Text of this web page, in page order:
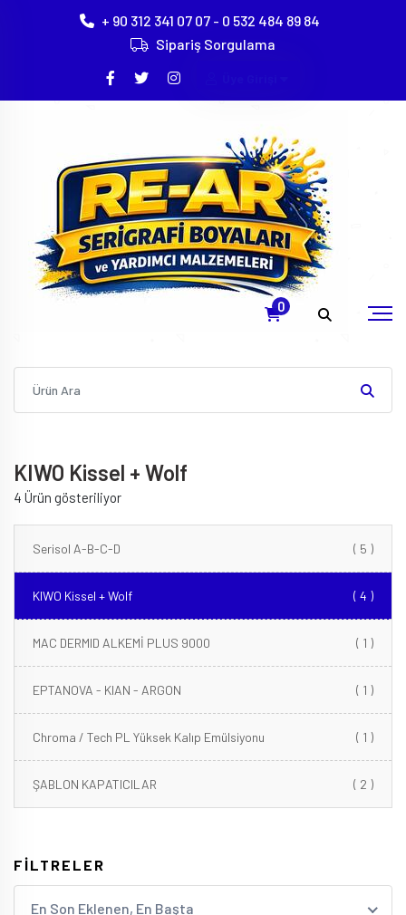
+ 90 312 341 07 07 - 0 532 484 89 84
Sipariş Sorgulama
0
KIWO Kissel + Wolf
Anasayfa
Serigrafi Fotoemülsiyon Çeşitleri
Kiwo Kissel + Wolf
KIWO Kissel + Wolf
4 Ürün gösteriliyor
Serisol A-B-C-D ( 5 )
KIWO Kissel + Wolf ( 4 )
MAC DERMID ALKEMİ PLUS 9000 ( 1 )
EPTANOVA - KIAN - ARGON ( 1 )
Chroma / Tech PL Yüksek Kalıp Emülsiyonu ( 1 )
ŞABLON KAPATICILAR ( 2 )
FİLTRELER
En Son Eklenen, En Başta